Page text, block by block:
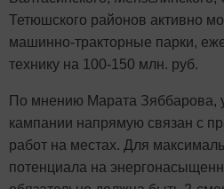
Тетюшского районов активно
машинно-тракторные парки,
технику на 100-150 млн. руб.
По мнению Марата Зяббарова,
кампании напрямую связан с
работ на местах. Для
потенциала на